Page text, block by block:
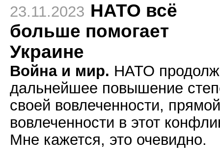
23.11.2023 НАТО всё
больше помогает
Украине
Война и мир. НАТО
дальнейшее повышение
своей вовлеченности, прямой
вовлеченности в этот
Мне кажется, это очевидно.